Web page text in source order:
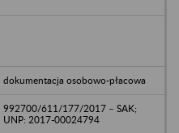
dokumentacja osobowo-płacowa
992700/611/177/2017 – SAK;
UNP: 2017-00024794